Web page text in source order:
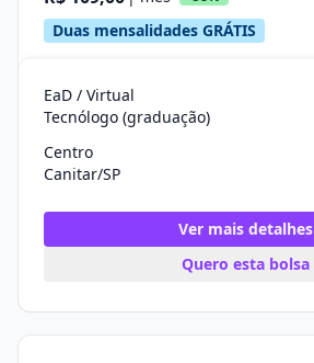
Duas mensalidades GRÁTIS
EaD / Virtual
Tecnólogo (graduação)
Centro
Canitar/SP
Ver mais detalhes
Quero esta bolsa